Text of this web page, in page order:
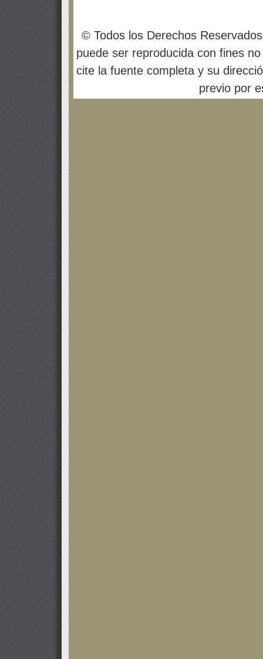
© Todos los Derechos
puede ser reproducida con fines
cite la fuente completa y su
previo por